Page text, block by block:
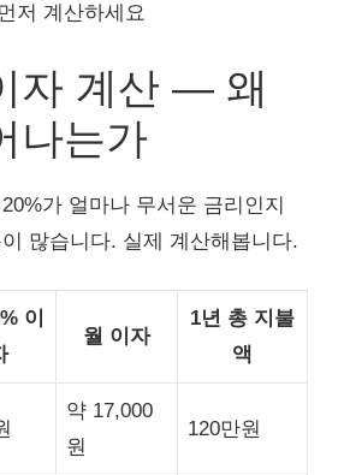
저 계산하세요
자 계산 — 왜
나는가
가 얼마나 무서운 금리인지
많습니다. 실제 계산해봅니다.
이
월 이자
1년 총 지불
액
약 17,000
원
120만원